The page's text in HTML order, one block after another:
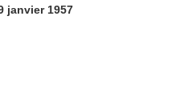
janvier 1957